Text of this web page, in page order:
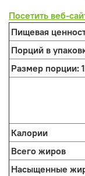
Посетить веб-
Пищевая
Порций в
Размер порции:
Калории
Всего жиров
Насыщенные